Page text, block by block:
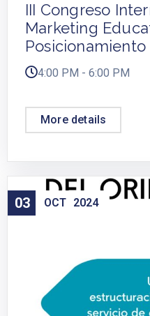
III Congreso
Marketing
Posicionamiento
4:00 PM - 6:00 PM
More details
03 OCT 2024